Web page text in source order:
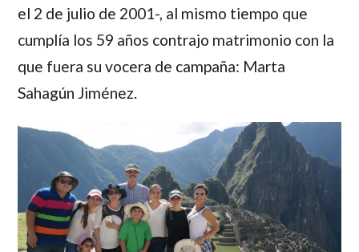
el 2 de julio de 2001-, al mismo tiempo que
cumplía los 59 años contrajo matrimonio con la
que fuera su vocera de campaña: Marta
Sahagún Jiménez.